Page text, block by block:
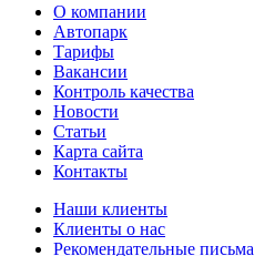
О компании
Автопарк
Тарифы
Вакансии
Контроль качества
Новости
Статьи
Карта сайта
Контакты
Наши клиенты
Клиенты о нас
Рекомендательные письма